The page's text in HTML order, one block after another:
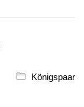
Königspaar